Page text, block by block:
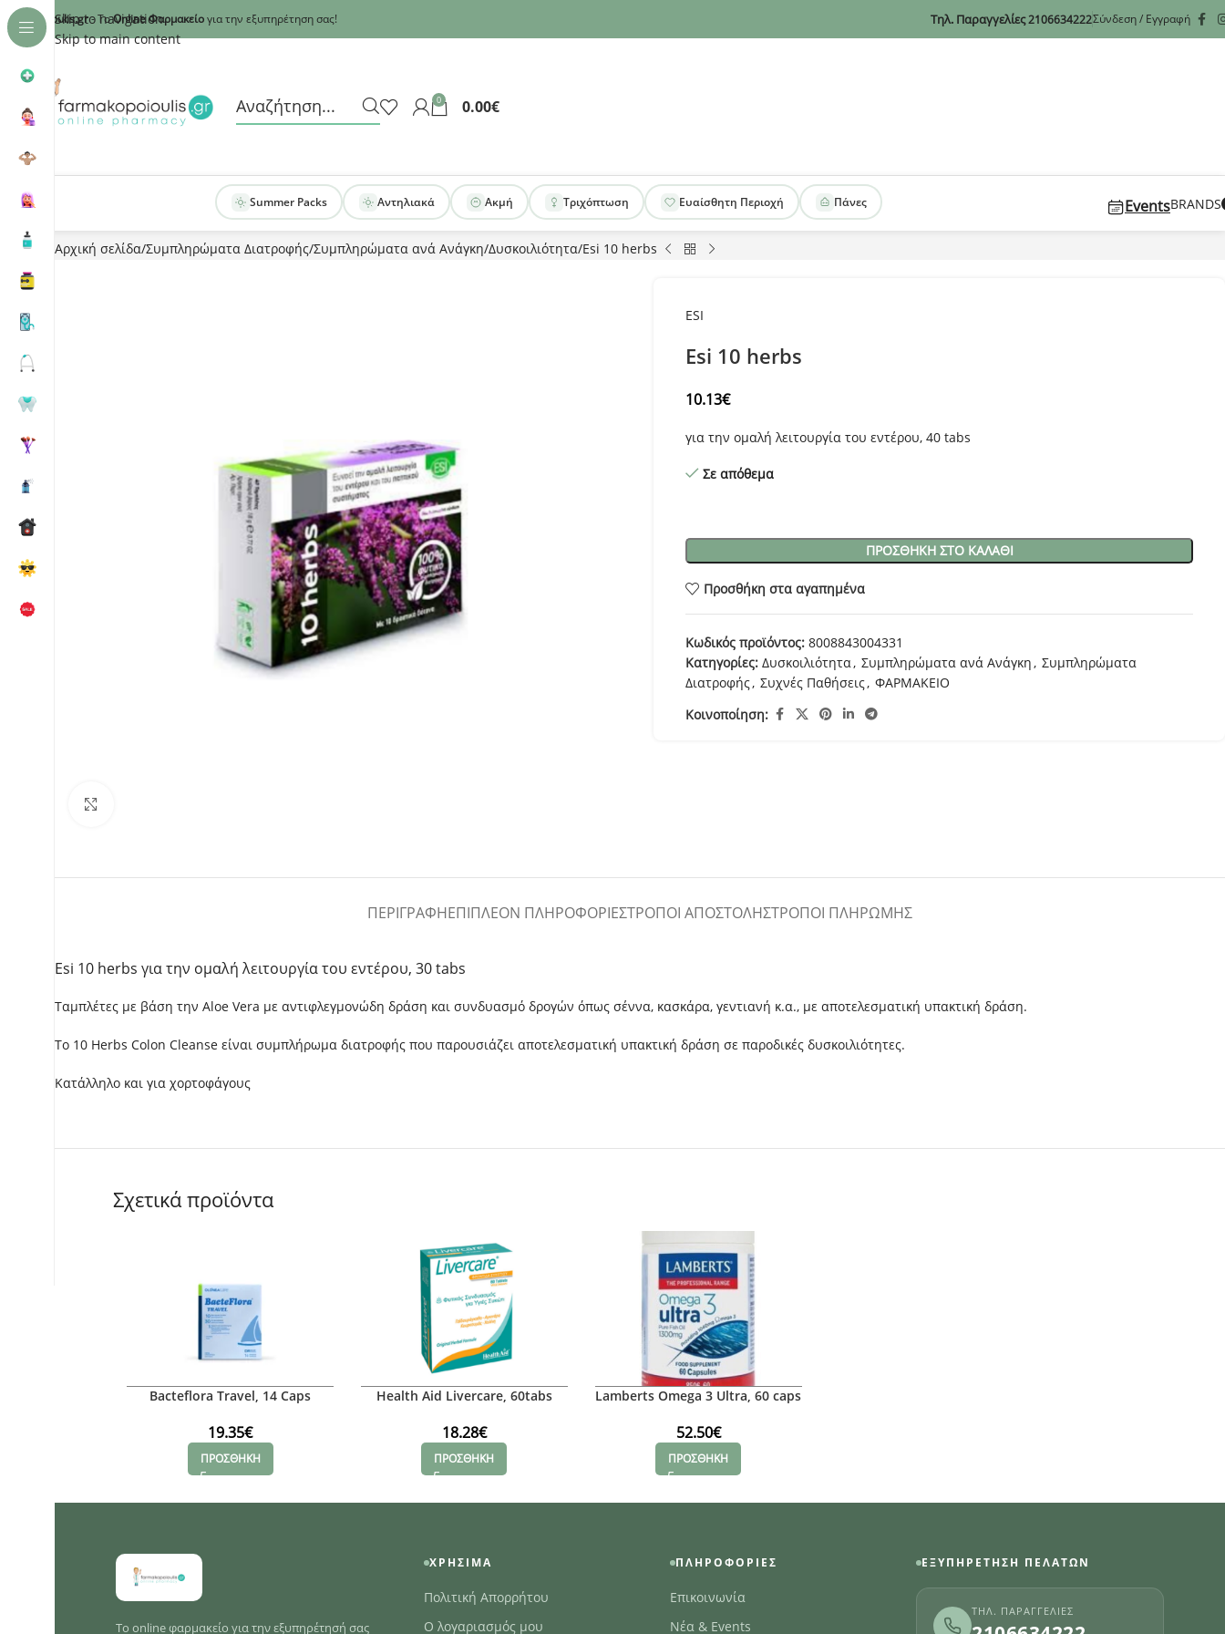
Skip to navigation
Skip to main content
- ΤοOnline Φαρμακείογια την εξυπηρέτηση σας! Τηλ. Παραγγελίες2106634222Σύνδεση / Εγγραφή
0 0.00€
Summer Packs Αντηλιακά Ακμή Τριχόπτωση Ευαίσθητη Περιοχή Πάνες EventsBRANDS
Αρχική σελίδα Συμπληρώματα Διατροφής Συμπληρώματα ανά Ανάγκη Δυσκοιλιότητα Esi 10 herbs
ESI
Esi 10 herbs
10.13€
για την ομαλή λειτουργία του εντέρου, 40 tabs
Σε απόθεμα
ΠΡΟΣΘΉΚΗ ΣΤΟ ΚΑΛΆΘΙ
Προσθήκη στα αγαπημένα
Κωδικός προϊόντος: 8008843004331
Κατηγορίες: Δυσκοιλιότητα, Συμπληρώματα ανά Ανάγκη, Συμπληρώματα
Διατροφής, Συχνές Παθήσεις, ΦΑΡΜΑΚΕΙΟ
Κοινοποίηση:
ΠΕΡΙΓΡΑΦΉΕΠΙΠΛΈΟΝ ΠΛΗΡΟΦΟΡΊΕΣΤΡΌΠΟΙ ΑΠΟΣΤΟΛΉΣΤΡΌΠΟΙ ΠΛΗΡΩΜΉΣ
Esi 10 herbs για την ομαλή λειτουργία του εντέρου, 30 tabs
Ταμπλέτες με βάση την Aloe Vera με αντιφλεγμονώδη δράση και συνδυασμό δρογών όπως σέννα, κασκάρα, γεντιανή κ.α., με αποτελεσματική υπακτική δράση.
To 10 Herbs Colon Cleanse είναι συμπλήρωμα διατροφής που παρουσιάζει αποτελεσματική υπακτική δράση σε παροδικές δυσκοιλιότητες.
Κατάλληλο και για χορτοφάγους
Σχετικά προϊόντα
Bacteflora Travel, 14 Caps
19.35€
ΠΡΟΣΘΗΚΗ
Health Aid Livercare, 60tabs
18.28€
ΠΡΟΣΘΗΚΗ
Lamberts Omega 3 Ultra, 60 caps
52.50€
ΠΡΟΣΘΗΚΗ
Το online φαρμακείο για την εξυπηρέτησή σας
ΧΡΉΣΙΜΑ
Πολιτική Απορρήτου
Ο λογαριασμός μου
ΠΛΗΡΟΦΟΡΊΕΣ
Επικοινωνία
Νέα & Events
ΕΞΥΠΗΡΈΤΗΣΗ ΠΕΛΑΤΏΝ
ΤΗΛ. ΠΑΡΑΓΓΕΛΊΕΣ